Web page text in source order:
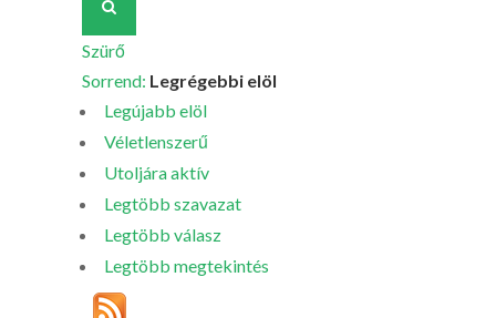
Szürő
Sorrend: Legrégebbi elöl
Legújabb elöl
Véletlenszerű
Utoljára aktív
Legtöbb szavazat
Legtöbb válasz
Legtöbb megtekintés